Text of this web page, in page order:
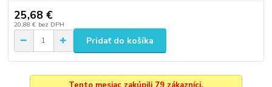
25,68 €
20,88 € bez DPH
Pridať do košíka